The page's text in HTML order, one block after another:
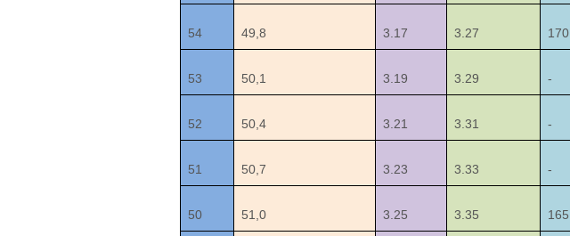
54 49,8 3.17 3.27 170
53 50,1 3.19 3.29 -
52 50,4 3.21 3.31 -
51 50,7 3.23 3.33 -
50 51,0 3.25 3.35 165